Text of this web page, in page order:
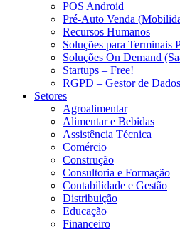
POS Android
Pré-Auto Venda
Recursos Humanos
Soluções para Terminais
Soluções On Demand
Startups – Free!
RGPD – Gestor de
Setores
Agroalimentar
Alimentar e Bebidas
Assistência Técnica
Comércio
Construção
Consultoria e Formação
Contabilidade e Gestão
Distribuição
Educação
Financeiro